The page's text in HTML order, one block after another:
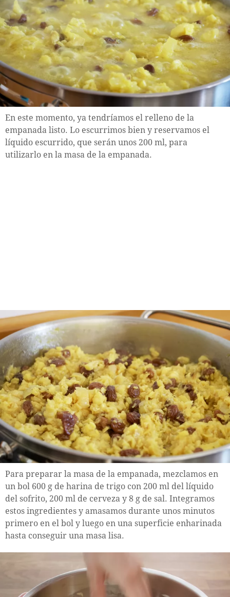
En este momento, ya tendríamos el relleno de la
empanada listo. Lo escurrimos bien y reservamos el
líquido escurrido, que serán unos 200 ml, para
utilizarlo en la masa de la empanada.
Para preparar la masa de la empanada, mezclamos en
un bol 600 g de harina de trigo con 200 ml del líquido
del sofrito, 200 ml de cerveza y 8 g de sal. Integramos
estos ingredientes y amasamos durante unos minutos
primero en el bol y luego en una superficie enharinada
hasta conseguir una masa lisa.